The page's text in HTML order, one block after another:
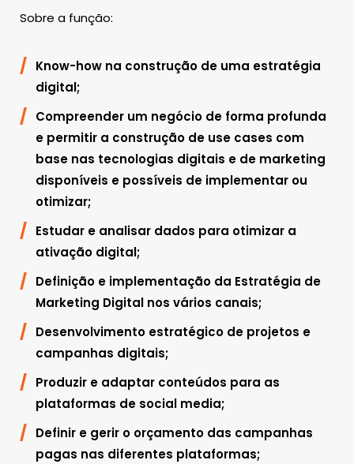
Sobre a função:
Know-how na construção de uma estratégia
digital;
Compreender um negócio de forma profunda
e permitir a construção de use cases com
base nas tecnologias digitais e de marketing
disponíveis e possíveis de implementar ou
otimizar;
Estudar e analisar dados para otimizar a
ativação digital;
Definição e implementação da Estratégia de
Marketing Digital nos vários canais;
Desenvolvimento estratégico de projetos e
campanhas digitais;
Produzir e adaptar conteúdos para as
plataformas de social media;
Definir e gerir o orçamento das campanhas
pagas nas diferentes plataformas;